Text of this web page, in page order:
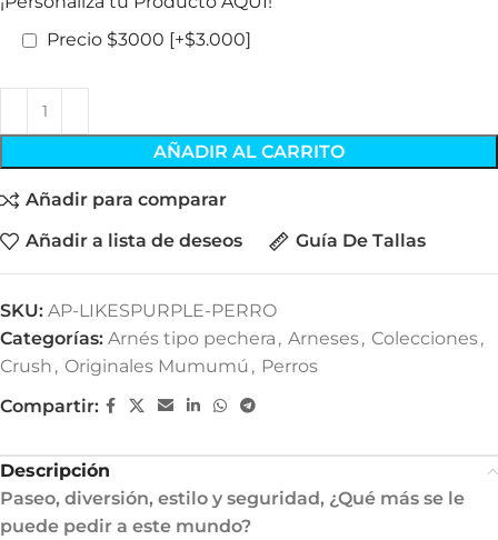
Precio $3000 [+$3.000]
AÑADIR AL CARRITO
Añadir para comparar
Añadir a lista de deseos
Guía De Tallas
SKU: AP-LIKESPURPLE-PERRO
Categorías: Arnés tipo pechera , Arneses, Colecciones,
Crush , Originales Mumumú , Perros
Compartir:
Descripción
Paseo, diversión, estilo y seguridad, ¿Qué más se le
puede pedir a este mundo?